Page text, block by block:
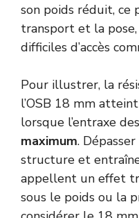
son poids réduit, ce
transport et la
difficiles d’accès
Pour illustrer, la
l’OSB 18 mm
lorsque l’entraxe
maximum.
structure et
appellent un effet
sous le poids ou la